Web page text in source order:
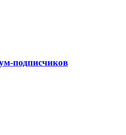
подписчиков